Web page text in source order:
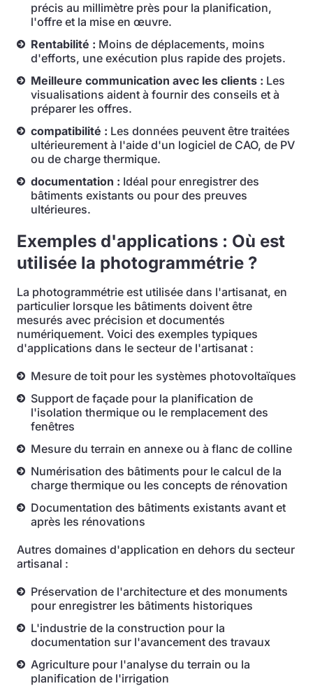
précis au millimètre près pour la planification,
l'offre et la mise en œuvre.
Rentabilité : Moins de déplacements, moins
d'efforts, une exécution plus rapide des projets.
Meilleure communication avec les clients : Les
visualisations aident à fournir des conseils et à
préparer les offres.
compatibilité : Les données peuvent être traitées
ultérieurement à l'aide d'un logiciel de CAO, de PV
ou de charge thermique.
documentation : Idéal pour enregistrer des
bâtiments existants ou pour des preuves
ultérieures.
Exemples d'applications : Où est
utilisée la photogrammétrie ?
La photogrammétrie est utilisée dans l'artisanat, en
particulier lorsque les bâtiments doivent être
mesurés avec précision et documentés
numériquement. Voici des exemples typiques
d'applications dans le secteur de l'artisanat :
Mesure de toit pour les systèmes photovoltaïques
Support de façade pour la planification de
l'isolation thermique ou le remplacement des
fenêtres
Mesure du terrain en annexe ou à flanc de colline
Numérisation des bâtiments pour le calcul de la
charge thermique ou les concepts de rénovation
Documentation des bâtiments existants avant et
après les rénovations
Autres domaines d'application en dehors du secteur
artisanal :
Préservation de l'architecture et des monuments
pour enregistrer les bâtiments historiques
L'industrie de la construction pour la
documentation sur l'avancement des travaux
Agriculture pour l'analyse du terrain ou la
planification de l'irrigation